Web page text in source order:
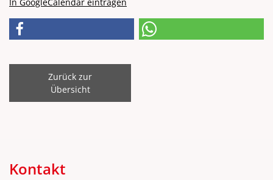
Zurück zur
Übersicht
Kontakt